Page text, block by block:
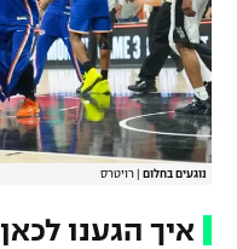
נוגעים בחלום רויטרס
איך הגענו לכאן